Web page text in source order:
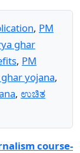
, PM
ghar
, PM
yojana,
, ಉಚಿತ
course-